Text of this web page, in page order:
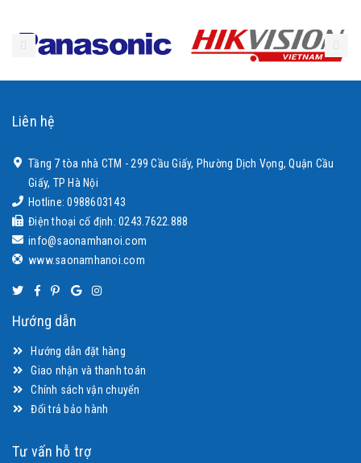
Liên hệ
Tầng 7 tòa nhà CTM - 299 Cầu Giấy, Phường Dịch Vọng, Quận Cầu
Giấy, TP Hà Nội
Hotline: 0988603143
Điện thoại cố định: 0243.7622.888
info@saonamhanoi.com
www.saonamhanoi.com
Hướng dẫn
Hướng dẫn đặt hàng
Giao nhận và thanh toán
Chính sách vận chuyển
Đổi trả bảo hành
Tư vấn hỗ trợ